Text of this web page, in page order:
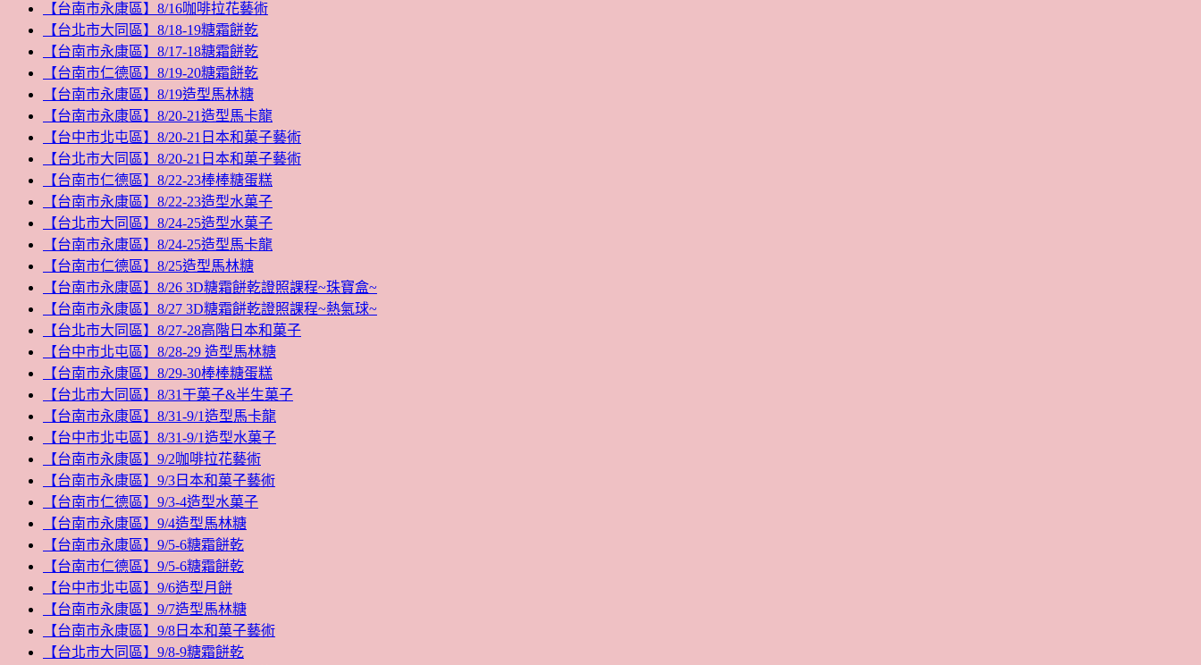
【台南市永康區】8/16咖啡拉花藝術
【台北市大同區】8/18-19糖霜餅乾
【台南市永康區】8/17-18糖霜餅乾
【台南市仁德區】8/19-20糖霜餅乾
【台南市永康區】8/19造型馬林糖
【台南市永康區】8/20-21造型馬卡龍
【台中市北屯區】8/20-21日本和菓子藝術
【台北市大同區】8/20-21日本和菓子藝術
【台南市仁德區】8/22-23棒棒糖蛋糕
【台南市永康區】8/22-23造型水菓子
【台北市大同區】8/24-25造型水菓子
【台南市永康區】8/24-25造型馬卡龍
【台南市仁德區】8/25造型馬林糖
【台南市永康區】8/26 3D糖霜餅乾證照課程~珠寶盒~
【台南市永康區】8/27 3D糖霜餅乾證照課程~熱氣球~
【台北市大同區】8/27-28高階日本和菓子
【台中市北屯區】8/28-29 造型馬林糖
【台南市永康區】8/29-30棒棒糖蛋糕
【台北市大同區】8/31干菓子&半生菓子
【台南市永康區】8/31-9/1造型馬卡龍
【台中市北屯區】8/31-9/1造型水菓子
【台南市永康區】9/2咖啡拉花藝術
【台南市永康區】9/3日本和菓子藝術
【台南市仁德區】9/3-4造型水菓子
【台南市永康區】9/4造型馬林糖
【台南市永康區】9/5-6糖霜餅乾
【台南市仁德區】9/5-6糖霜餅乾
【台中市北屯區】9/6造型月餅
【台南市永康區】9/7造型馬林糖
【台南市永康區】9/8日本和菓子藝術
【台北市大同區】9/8-9糖霜餅乾